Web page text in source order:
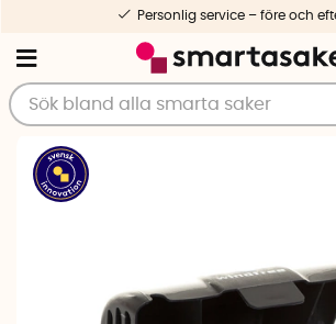
Personlig service – före och